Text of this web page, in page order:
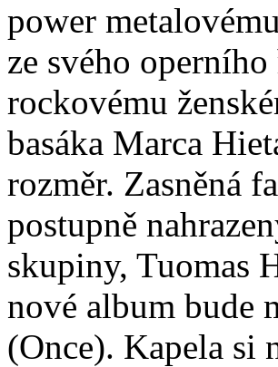
power
ze svého
rockovému
basáka Marca
rozměr. Zasněná
postupně
skupiny, Tuomas
nové album bude
(Once). Kapela si